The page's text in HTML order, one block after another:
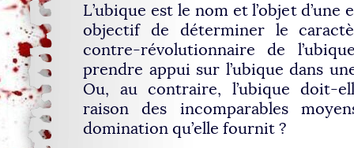
L’ubique est le nom et l’objet
objectif de déterminer le
contre-révolutionnaire de
prendre appui sur l’ubique dans
Ou, au contraire, l’ubique doit-
raison des incomparables
domination qu’elle fournit ?